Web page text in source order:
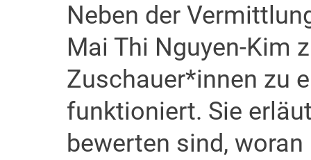
Neben der
Mai Thi Nguyen-Kim
Zuschauer*innen zu
funktioniert. Sie
bewerten sind,